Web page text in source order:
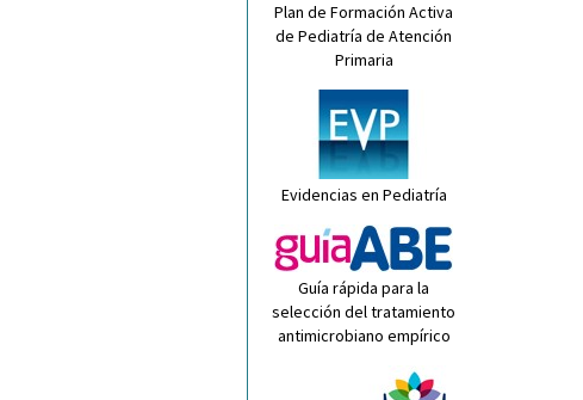
Plan de Formación Activa
de Pediatría de Atención
Primaria
Evidencias en Pediatría
Guía rápida para la
selección del tratamiento
antimicrobiano empírico